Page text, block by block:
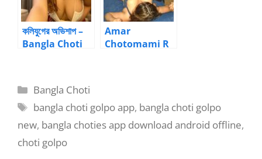
কলিযুগের অভিশাপ –
Bangla Choti
Amar
Chotomami R
Categories
Bangla Choti
Tags
bangla choti golpo app, bangla choti golpo
new, bangla choties app download android offline,
choti golpo